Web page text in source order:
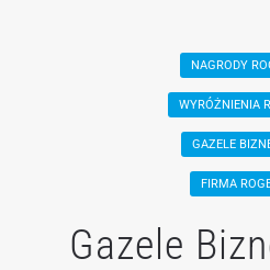
NAGRODY
WYRÓŻNIENIA
GAZELE
FIRMA
Gazele